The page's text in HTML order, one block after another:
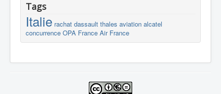
Tags
Italie rachat dassault thales aviation alcatel
concurrence OPA France Air France